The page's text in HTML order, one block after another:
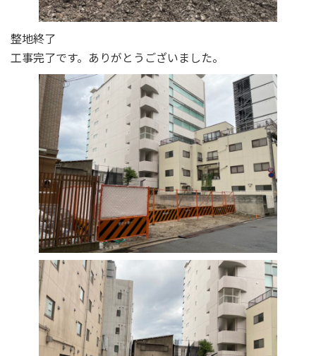
整地終了
工事完了です。ありがとうございました。